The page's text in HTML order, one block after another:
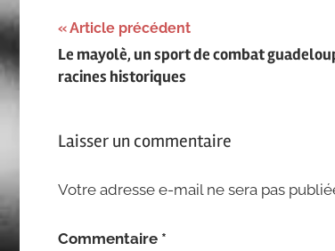
Navigation
de
Article précédent
Le mayolè, un sport de combat
racines historiques
Laisser un commentaire
Votre adresse e-mail ne sera pas
Commentaire *